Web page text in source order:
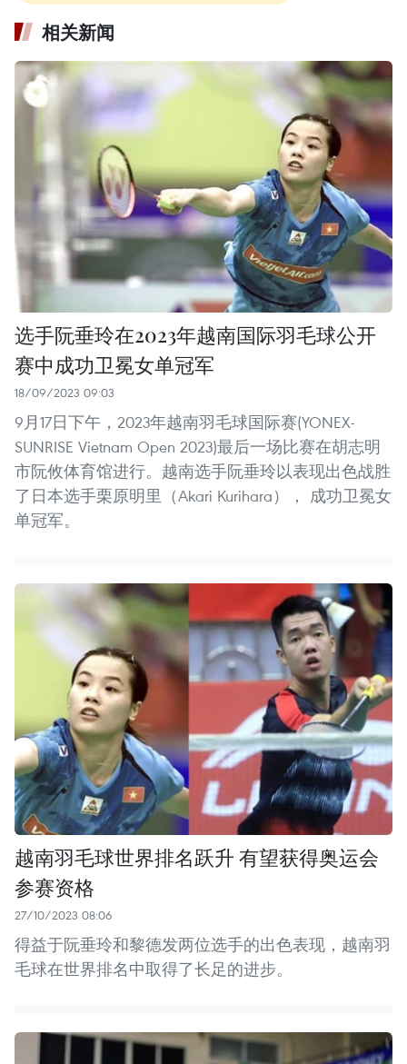
相关新闻
选手阮垂玲在2023年越南国际羽毛球公开
赛中成功卫冕女单冠军
18/09/2023 09:03
9月17日下午，2023年越南羽毛球国际赛(YONEX-
SUNRISE Vietnam Open 2023)最后一场比赛在胡志明
市阮攸体育馆进行。越南选手阮垂玲以表现出色战胜
了日本选手栗原明里（Akari Kurihara）， 成功卫冕女
单冠军。
越南羽毛球世界排名跃升 有望获得奥运会
参赛资格
27/10/2023 08:06
得益于阮垂玲和黎德发两位选手的出色表现，越南羽
毛球在世界排名中取得了长足的进步。